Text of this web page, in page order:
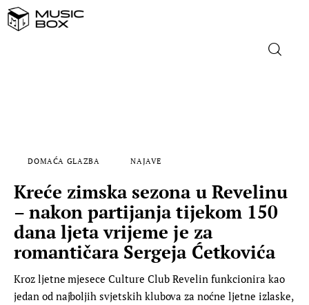
MUSIC BOX
DOMAĆA GLAZBA NAJAVE
Kreće zimska sezona u Revelinu
– nakon partijanja tijekom 150
dana ljeta vrijeme je za
romantičara Sergeja Ćetkovića
Kroz ljetne mjesece Culture Club Revelin funkcionira kao
jedan od najboljih svjetskih klubova za noćne ljetne izlaske,